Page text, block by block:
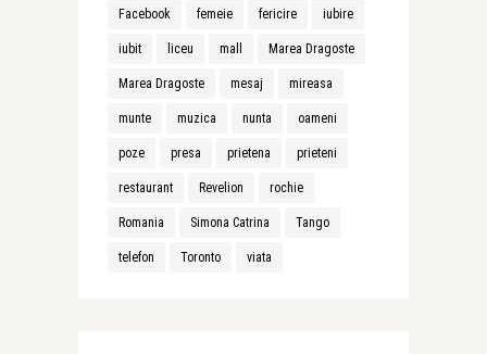
Facebook femeie fericire iubire
iubit liceu mall Marea Dragoste
Marea Dragoste mesaj mireasa
munte muzica nunta oameni
poze presa prietena prieteni
restaurant Revelion rochie
Romania Simona Catrina Tango
telefon Toronto viata